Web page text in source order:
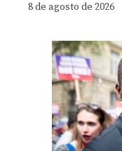
8 de agosto de 2026